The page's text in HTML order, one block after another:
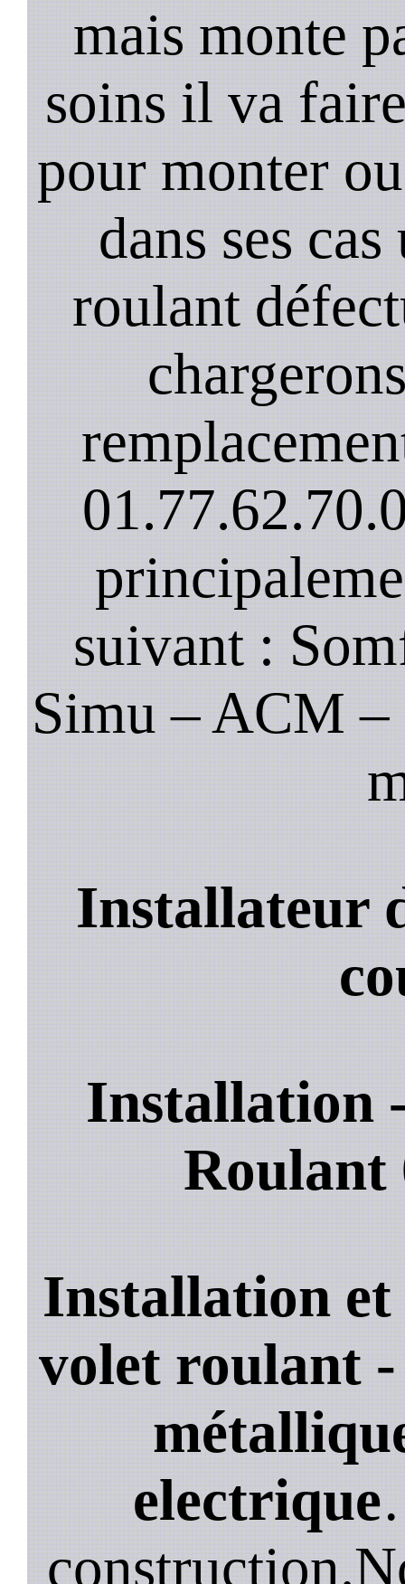
mais monte
soins il va
pour monter
dans ses
roulant
suivant :
Simu – ACM –
Installateur
Installation
Roulant
Installation
volet roulant
electrique